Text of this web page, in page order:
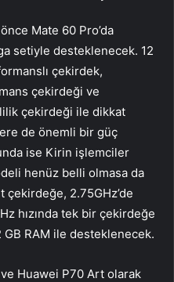
Mate 60 Pro’da
setiyle desteklenecek. 12
çekirdek,
çekirdeği ve
çekirdeği ile dikkat
de önemli bir güç
ise Kirin işlemciler
henüz belli olmasa da
çekirdeğe, 2.75GHz’de
hızında tek bir çekirdeğe
RAM ile desteklenecek.
Huawei P70 Art olarak